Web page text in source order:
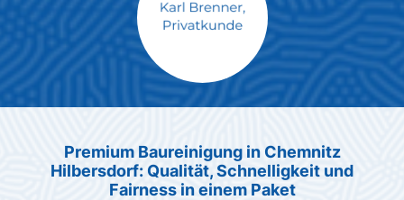
Max Mustermann
Premium Baureinigung in Chemnitz
Hilbersdorf: Qualität, Schnelligkeit und
Fairness in einem Paket